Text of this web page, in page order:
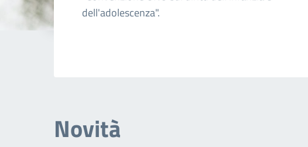
dell'adolescenza".
Novità